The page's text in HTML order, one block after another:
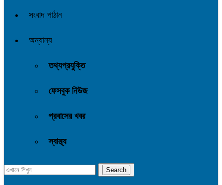
সংবাদ পাঠান
অন্যান্য
তথ্যপ্রযুক্তি
ফেসবুক নিউজ
প্রবাসের খবর
স্বাস্থ্য